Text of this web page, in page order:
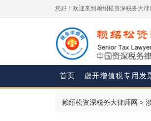
您好！欢迎来到赖绍松资深税务大
首页 虚开增值税专用发
赖绍松资深税务大律师网 >